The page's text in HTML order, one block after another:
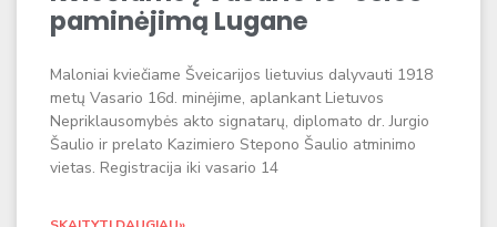
paminėjimą Lugane
Maloniai kviečiame Šveicarijos lietuvius dalyvauti 1918
metų Vasario 16d. minėjime, aplankant Lietuvos
Nepriklausomybės akto signatarų, diplomato dr. Jurgio
Šaulio ir prelato Kazimiero Stepono Šaulio atminimo
vietas. Registracija iki vasario 14